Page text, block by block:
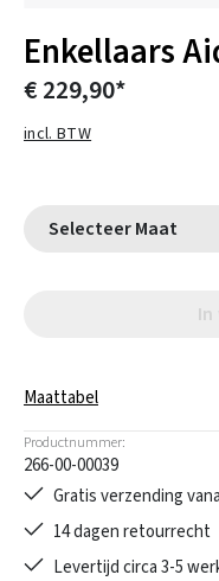
Enkellaars
€ 229,90*
incl. BTW
Selecteer Maat
Maattabel
Productnummer:
266-00-00039
Gratis verzending
14 dagen retourrecht
Levertijd circa 3-5